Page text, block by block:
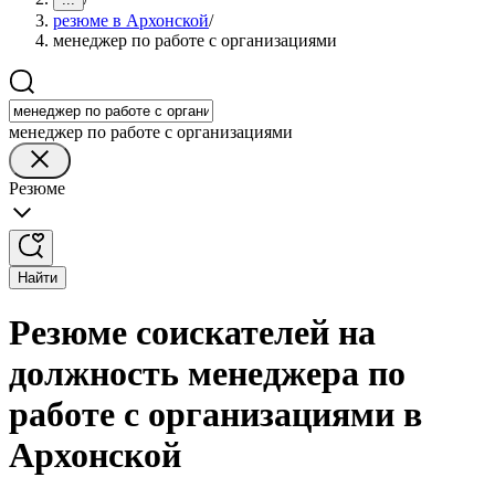
резюме в Архонской/
менеджер по работе с организациями
менеджер по работе с организациями
Резюме
Найти
Резюме соискателей на
должность менеджера по
работе с организациями в
Архонской